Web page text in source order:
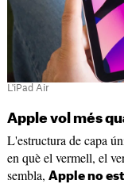
L'iPad Air
Apple vol més
L'estructura de capa
en què el vermell, el
sembla, Apple no